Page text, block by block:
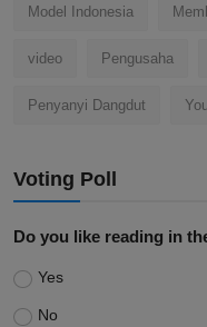
Model Indonesia
video Pengusaha
Penyanyi Dangdut
Voting Poll
Do you like reading in
Yes
No